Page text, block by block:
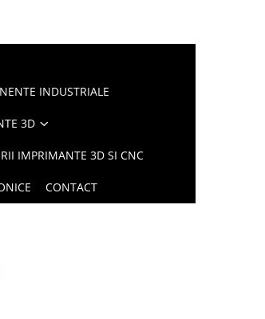
INDUSTRIALE
3D
IMPRIMANTE 3D SI CNC
CONTACT